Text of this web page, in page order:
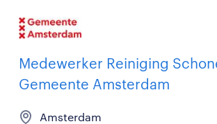
Medewerker Reiniging
Gemeente Amsterdam
Amsterdam